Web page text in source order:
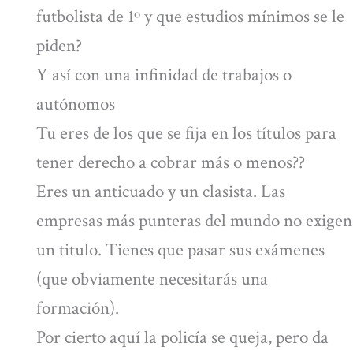
futbolista de 1º y que estudios mínimos se le
piden?
Y así con una infinidad de trabajos o
autónomos
Tu eres de los que se fija en los títulos para
tener derecho a cobrar más o menos??
Eres un anticuado y un clasista. Las
empresas más punteras del mundo no exigen
un titulo. Tienes que pasar sus exámenes
(que obviamente necesitarás una
formación).
Por cierto aquí la policía se queja, pero da